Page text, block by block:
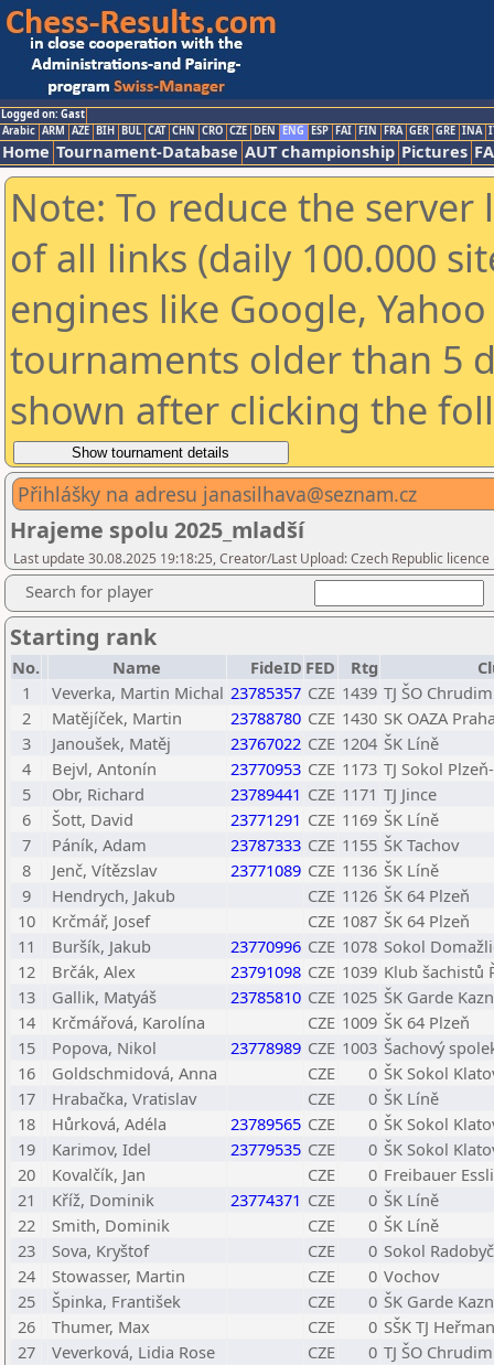
Logged on: Gast
Arabic ARM AZE BIH BUL CAT CHN CRO CZE DEN ENG ESP FAI FIN FRA GER GRE INA
Home Tournament-Database AUT championship Pictures
Note: To reduce the
of all links (daily 100.000
engines like Google,
tournaments older than 5
shown after clicking the
Přihlášky na adresu janasilhava@seznam.cz
Hrajeme spolu 2025_mladší
Last update 30.08.2025 19:18:25, Creator/Last Upload: Czech Republic licence
Search for player
Starting rank
No. Name FideID FED Rtg
1
Veverka, Martin Michal 23785357 CZE 1439 TJ ŠO Chrudim
2
Matějíček, Martin 23788780 CZE 1430 SK OAZA
3
Janoušek, Matěj 23767022 CZE 1204 ŠK Líně
4
Bejvl, Antonín 23770953 CZE 1173 TJ Sokol
5
Obr, Richard 23789441 CZE 1171 TJ Jince
6
Šott, David 23771291 CZE 1169 ŠK Líně
7
Páník, Adam 23787333 CZE 1155 ŠK Tachov
8
Jenč, Vítězslav 23771089 CZE 1136 ŠK Líně
9
Hendrych, Jakub CZE 1126 ŠK 64 Plzeň
10
Krčmář, Josef CZE 1087 ŠK 64 Plzeň
11
Buršík, Jakub 23770996 CZE 1078 Sokol
12
Brčák, Alex 23791098 CZE 1039 Klub šachistů
13
Gallik, Matyáš 23785810 CZE 1025 ŠK Garde
14
Krčmářová, Karolína CZE 1009 ŠK 64 Plzeň
15
Popova, Nikol 23778989 CZE 1003 Šachový
16
Goldschmidová, Anna CZE 0 ŠK Sokol
17
Hrabačka, Vratislav CZE 0 ŠK Líně
18
Hůrková, Adéla 23789565 CZE 0 ŠK Sokol
19
Karimov, Idel 23779535 CZE 0 ŠK Sokol
20
Kovalčík, Jan CZE 0 Freibauer
21
Kříž, Dominik 23774371 CZE 0 ŠK Líně
22
Smith, Dominik CZE 0 ŠK Líně
23
Sova, Kryštof CZE 0 Sokol
24
Stowasser, Martin CZE 0 Vochov
25
Špinka, František CZE 0 ŠK Garde
26
Thumer, Max CZE 0 SŠK TJ
27
Veverková, Lidia Rose CZE 0 TJ ŠO Chrudim